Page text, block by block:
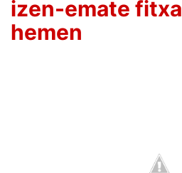
izen-emate fitxa
hemen